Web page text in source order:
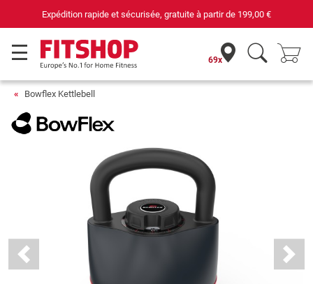
Expédition rapide et sécurisée, gratuite à partir de 199,00 €
69x
Bowflex Kettlebell
Previous Next